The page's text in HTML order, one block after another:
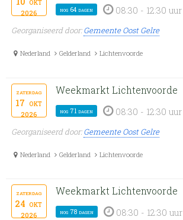
2026 nog 64 dagen 08:30 - 12:30 uur
Georganiseerd door:Gemeente Oost Gelre
Nederland Gelderland Lichtenvoorde
zaterdag
17 okt
2026
Weekmarkt Lichtenvoorde
nog 71 dagen 08:30 - 12:30 uur
Georganiseerd door:Gemeente Oost Gelre
Nederland Gelderland Lichtenvoorde
zaterdag
24 okt
2026
Weekmarkt Lichtenvoorde
nog 78 dagen 08:30 - 12:30 uur